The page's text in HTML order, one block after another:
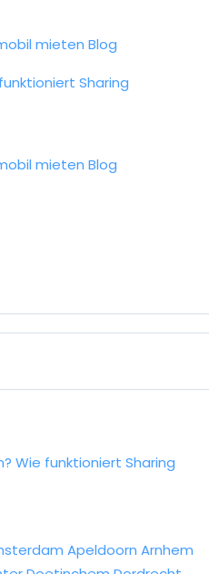
mieten Blog
Sharing
mieten Blog
Wie funktioniert Sharing
Apeldoorn Arnhem